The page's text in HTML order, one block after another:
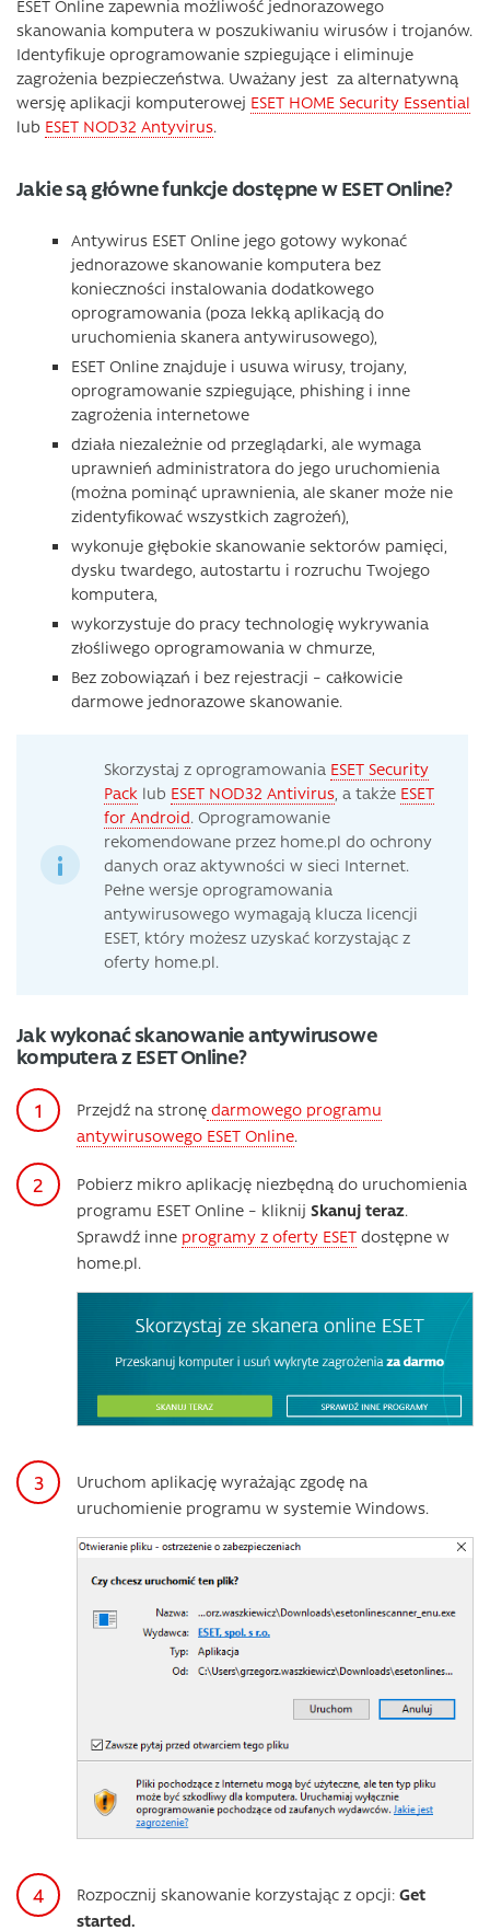
ESET Online zapewnia możliwość jednorazowego
skanowania komputera w poszukiwaniu wirusów i trojanów.
Identyfikuje oprogramowanie szpiegujące i eliminuje
zagrożenia bezpieczeństwa. Uważany jest za alternatywną
wersję aplikacji komputerowej ESET HOME Security Essential
lub ESET NOD32 Antyvirus.
Jakie są główne funkcje dostępne w ESET Online?
Antywirus ESET Online jego gotowy wykonać
jednorazowe skanowanie komputera bez
konieczności instalowania dodatkowego
oprogramowania (poza lekką aplikacją do
uruchomienia skanera antywirusowego),
ESET Online znajduje i usuwa wirusy, trojany,
oprogramowanie szpiegujące, phishing i inne
zagrożenia internetowe
działa niezależnie od przeglądarki, ale wymaga
uprawnień administratora do jego uruchomienia
(można pominąć uprawnienia, ale skaner może nie
zidentyfikować wszystkich zagrożeń),
wykonuje głębokie skanowanie sektorów pamięci,
dysku twardego, autostartu i rozruchu Twojego
komputera,
wykorzystuje do pracy technologię wykrywania
złośliwego oprogramowania w chmurze,
Bez zobowiązań i bez rejestracji – całkowicie
darmowe jednorazowe skanowanie.
Skorzystaj z oprogramowania ESET Security
Pack lub ESET NOD32 Antivirus, a także ESET
for Android. Oprogramowanie
rekomendowane przez home.pl do ochrony
danych oraz aktywności w sieci Internet.
Pełne wersje oprogramowania
antywirusowego wymagają klucza licencji
ESET, który możesz uzyskać korzystając z
oferty home.pl.
Jak wykonać skanowanie antywirusowe
komputera z ESET Online?
Przejdź na stronę darmowego programu
antywirusowego ESET Online.
Pobierz mikro aplikację niezbędną do uruchomienia
programu ESET Online – kliknij Skanuj teraz.
Sprawdź inne programy z oferty ESET dostępne w
home.pl.
Uruchom aplikację wyrażając zgodę na
uruchomienie programu w systemie Windows.
Rozpocznij skanowanie korzystając z opcji: Get
started.